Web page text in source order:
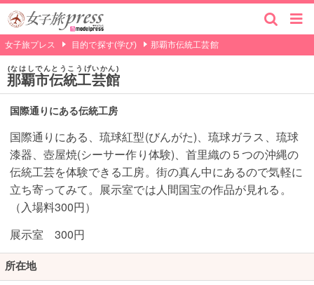
女子旅プレス 目的で探す(学び) 那覇市伝統工芸館
那覇市伝統工芸館
なはしでんとうこうげいかん
国際通りにある伝統工房
国際通りにある、琉球紅型(びんがた)、琉球ガラス、琉球
漆器、壺屋焼(シーサー作り体験)、首里織の５つの沖縄の
伝統工芸を体験できる工房。街の真ん中にあるので気軽に
立ち寄ってみて。展示室では人間国宝の作品が見れる。
（入場料300円）
展示室 300円
所在地